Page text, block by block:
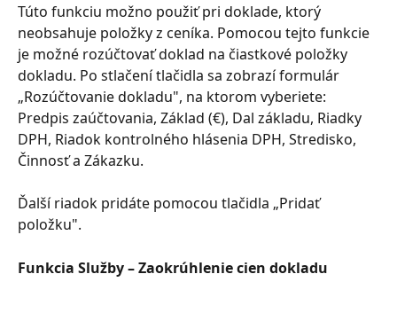
Túto funkciu možno použiť pri doklade, ktorý
neobsahuje položky z ceníka. Pomocou tejto funkcie
je možné rozúčtovať doklad na čiastkové položky
dokladu. Po stlačení tlačidla sa zobrazí formulár
„Rozúčtovanie dokladu", na ktorom vyberiete:
Predpis zaúčtovania, Základ (€), Dal základu, Riadky
DPH, Riadok kontrolného hlásenia DPH, Stredisko,
Činnosť a Zákazku.
Ďalší riadok pridáte pomocou tlačidla „Pridať
položku".
Funkcia Služby – Zaokrúhlenie cien dokladu